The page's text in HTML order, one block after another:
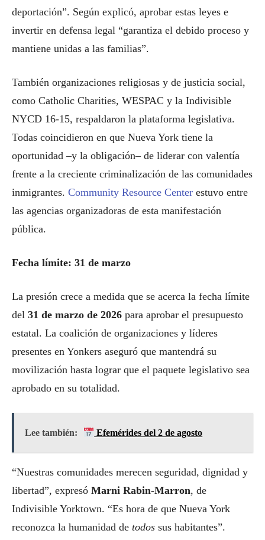
deportación”. Según explicó, aprobar estas leyes e
invertir en defensa legal “garantiza el debido proceso y
mantiene unidas a las familias”.
También organizaciones religiosas y de justicia social,
como Catholic Charities, WESPAC y la Indivisible
NYCD 16-15, respaldaron la plataforma legislativa.
Todas coincidieron en que Nueva York tiene la
oportunidad –y la obligación– de liderar con valentía
frente a la creciente criminalización de las comunidades
inmigrantes. Community Resource Center estuvo entre
las agencias organizadoras de esta manifestación
pública.
Fecha límite: 31 de marzo
La presión crece a medida que se acerca la fecha límite
del 31 de marzo de 2026 para aprobar el presupuesto
estatal. La coalición de organizaciones y líderes
presentes en Yonkers aseguró que mantendrá su
movilización hasta lograr que el paquete legislativo sea
aprobado en su totalidad.
Lee también: Efemérides del 2 de agosto
“Nuestras comunidades merecen seguridad, dignidad y
libertad”, expresó Marni Rabin-Marron, de
Indivisible Yorktown. “Es hora de que Nueva York
reconozca la humanidad de todos sus habitantes”.